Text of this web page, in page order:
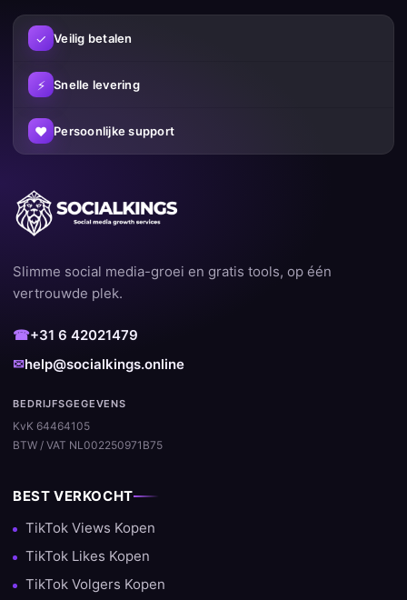
✓ Veilig betalen
⚡ Snelle levering
♥ Persoonlijke support
Slimme social media-groei en gratis tools, op één
vertrouwde plek.
☎+31 6 42021479
✉help@socialkings.online
BEDRIJFSGEGEVENS
KvK 64464105
BTW / VAT NL002250971B75
BEST VERKOCHT
TikTok Views Kopen
TikTok Likes Kopen
TikTok Volgers Kopen